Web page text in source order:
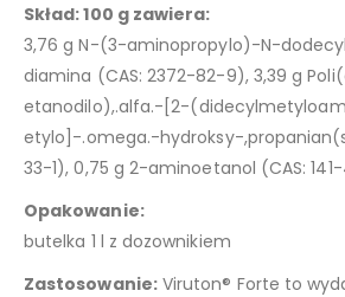
Skład: 100 g zawiera:
3,76 g N-(3-aminopropylo)-N-
diamina (CAS: 2372-82-9), 3,39 g
etanodilo),.alfa.-[2-
etylo]-.omega.-hydroksy-
33-1), 0,75 g 2-aminoetanol (CAS:
Opakowanie:
butelka 1 l z dozownikiem
Zastosowanie:Viruton® Forte to